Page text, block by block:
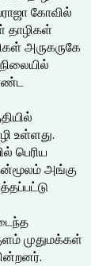
கோவில்
தாழிகள்
அருகருகே
உள்ளது.
பெரிய
அங்கு
முதுமக்கள்